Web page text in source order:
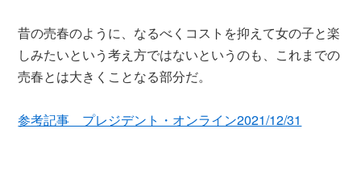
昔の売春のように、なるべくコストを抑えて女の子と楽
しみたいという考え方ではないというのも、これまでの
売春とは大きくことなる部分だ。
参考記事 プレジデント・オンライン2021/12/31